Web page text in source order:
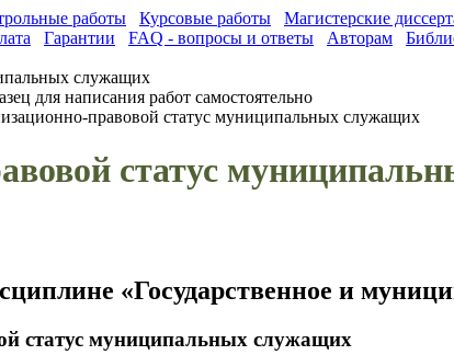
работы Курсовые работы Магистерские
Гарантии FAQ - вопросы и ответы Авторам
служащих
для написания работ самостоятельно
правовой статус муниципальных служащих
статус
«Государственное и
статус муниципальных служащих